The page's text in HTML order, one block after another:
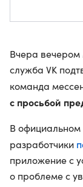
Вчера вечером
служба VK
команда
с просьбой
В
разработчики
приложение с
о проблеме с